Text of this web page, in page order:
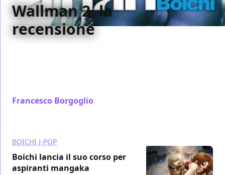
Wallman 2, la
recensione
Francesco Borgoglio
BOICHI J-POP
Boichi lancia il suo corso per
aspiranti mangaka